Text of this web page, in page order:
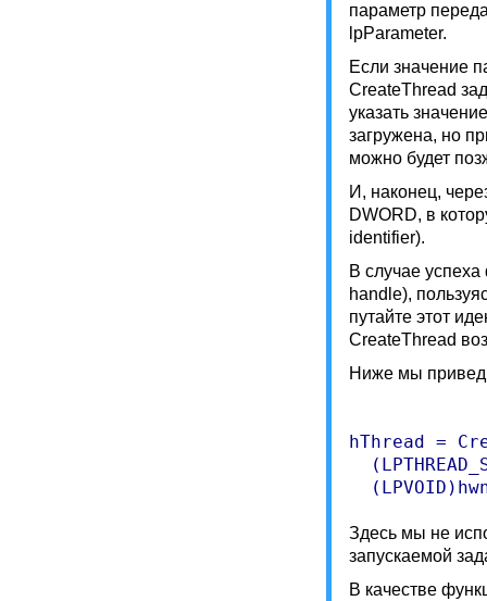
параметр
lpParameter.
Если значение
CreateThread
указать
загружена, но
можно будет
И, наконец,
DWORD, в
identifier).
В случае
handle),
путайте этот
CreateThread
Ниже мы
hThread =
Здесь мы не
запускаемой
В качестве